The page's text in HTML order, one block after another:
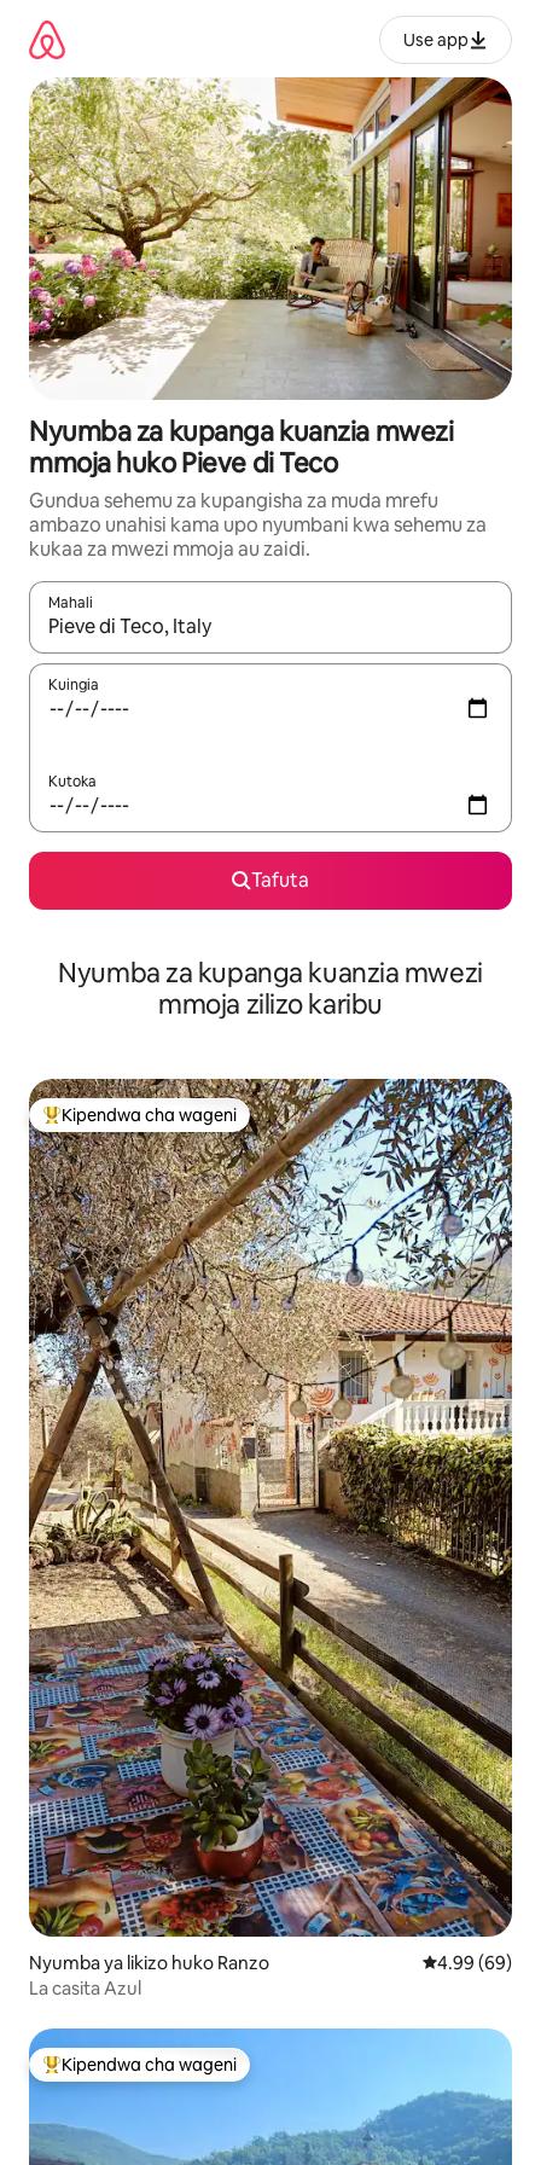
kwenda
kwenye
maudhui
Use app
Nyumba za kupanga kuanzia mwezi
mmoja huko Pieve di Teco
Gundua sehemu za kupangisha za muda mrefu
ambazo unahisi kama upo nyumbani kwa sehemu za
kukaa za mwezi mmoja au zaidi.
Mahali
Wakati matokeo yanapatikana, vinjari kwa kutumia vitufe vya
Kuingia
Kutoka
Tafuta
Nyumba za kupanga kuanzia mwezi
mmoja zilizo karibu
Kipendwa maarufu cha wageni
Kipendwa cha wageni
Nyumba ya likizo huko Ranzo Ukadiriaji wa
4.99 (69)
La casita Azul
Kipendwa maarufu cha wageni
Kipendwa cha wageni